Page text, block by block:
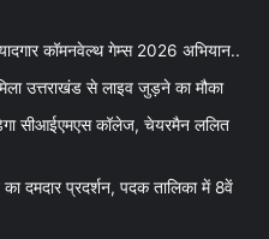
कॉमनवेल्थ गेम्स 2026 अभियान..
उत्तराखंड से लाइव जुड़ने का मौका
सीआईएमएस कॉलेज, चेयरमैन ललित
दमदार प्रदर्शन, पदक तालिका में 8वें